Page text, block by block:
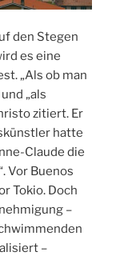
den Stegen
es eine
„Als ob man
„als
zitiert. Er
hatte
Claude die
Vor Buenos
Tokio. Doch
–
–